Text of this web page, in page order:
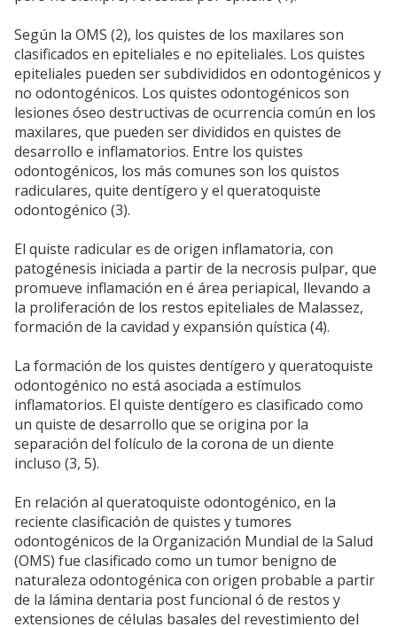
Según la OMS (2), los quistes de los maxilares son
clasificados en epiteliales e no epiteliales. Los quistes
epiteliales pueden ser subdivididos en odontogénicos y
no odontogénicos. Los quistes odontogénicos son
lesiones óseo destructivas de ocurrencia común en los
maxilares, que pueden ser divididos en quistes de
desarrollo e inflamatorios. Entre los quistes
odontogénicos, los más comunes son los quistos
radiculares, quite dentígero y el queratoquiste
odontogénico (3).
El quiste radicular es de origen inflamatoria, con
patogénesis iniciada a partir de la necrosis pulpar, que
promueve inflamación en é área periapical, llevando a
la proliferación de los restos epiteliales de Malassez,
formación de la cavidad y expansión quística (4).
La formación de los quistes dentígero y queratoquiste
odontogénico no está asociada a estímulos
inflamatorios. El quiste dentígero es clasificado como
un quiste de desarrollo que se origina por la
separación del folículo de la corona de un diente
incluso (3, 5).
En relación al queratoquiste odontogénico, en la
reciente clasificación de quistes y tumores
odontogénicos de la Organización Mundial de la Salud
(OMS) fue clasificado como un tumor benigno de
naturaleza odontogénica con origen probable a partir
de la lámina dentaria post funcional ó de restos y
extensiones de células basales del revestimiento del